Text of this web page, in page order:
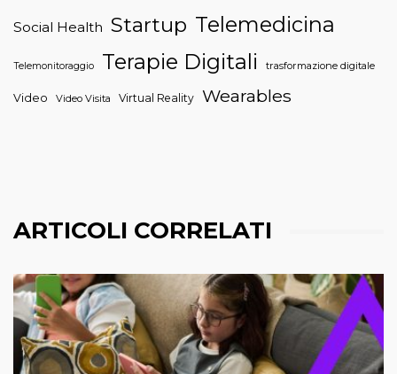
Social Health Startup Telemedicina
Telemonitoraggio Terapie Digitali trasformazione digitale
Video Video Visita Virtual Reality Wearables
ARTICOLI CORRELATI